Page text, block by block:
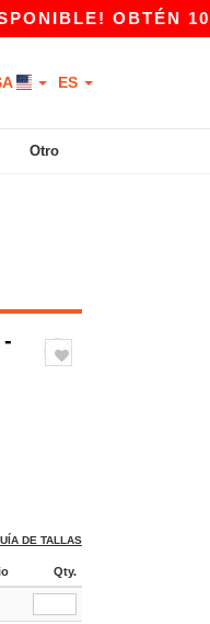
OBTÉN 10$ DE
ES
Otro
-
DE TALLAS
Qty.